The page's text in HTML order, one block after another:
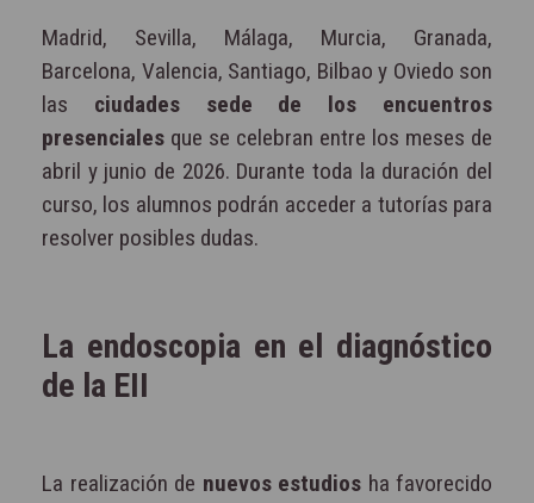
Madrid, Sevilla, Málaga, Murcia, Granada,
Barcelona, Valencia, Santiago, Bilbao y Oviedo son
las ciudades sede de los encuentros
presenciales que se celebran entre los meses de
abril y junio de 2026. Durante toda la duración del
curso, los alumnos podrán acceder a tutorías para
resolver posibles dudas.
La endoscopia en el diagnóstico
de la EII
La realización de nuevos estudios ha favorecido